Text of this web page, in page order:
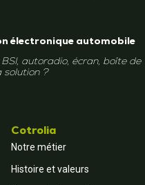
électronique automobile
autoradio, écran, boîte de
solution ?
Cotrolia
Notre métier
Histoire et valeurs